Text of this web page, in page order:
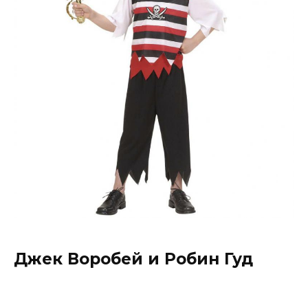
Джек Воробей и Робин Гуд